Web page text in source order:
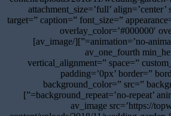
attachment_size=’full’
target=” caption=” font_size=”
overlay_color=’#000000′
animation=’no-animation’ admin_preview_bg=”][/av_image]
[/av_one_fourth] [av_one_fourth
vertical_alignment=” space=”
padding=’0px’ border=”
background_color=” src=”
background_repeat=’no-repeat’ animation=” mobile_display=”]
[av_image src=’https://